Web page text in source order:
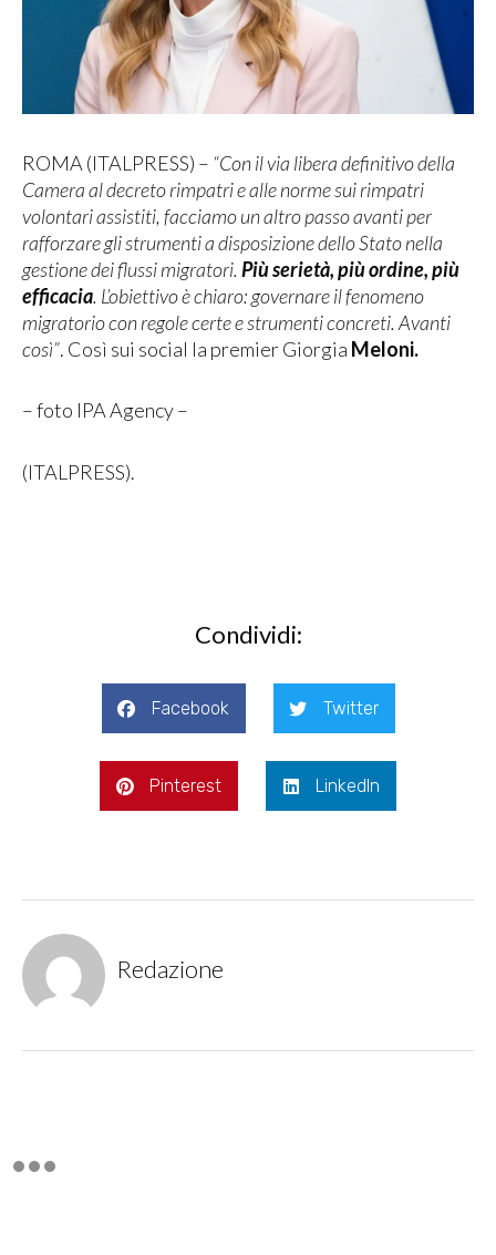
ROMA (ITALPRESS) – “Con il via libera definitivo della
Camera al decreto rimpatri e alle norme sui rimpatri
volontari assistiti, facciamo un altro passo avanti per
rafforzare gli strumenti a disposizione dello Stato nella
gestione dei flussi migratori. Più serietà, più ordine, più
efficacia. L’obiettivo è chiaro: governare il fenomeno
migratorio con regole certe e strumenti concreti. Avanti
così”. Così sui social la premier Giorgia Meloni.
– foto IPA Agency –
(ITALPRESS).
Condividi:
Facebook Twitter
Pinterest LinkedIn
Redazione